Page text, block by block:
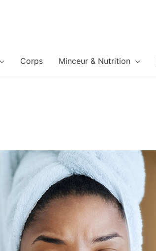
Corps Minceur & Nutrition